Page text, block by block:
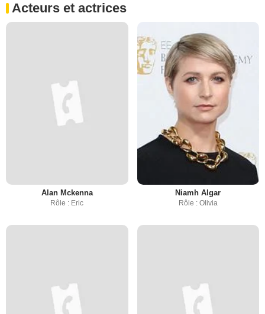
Acteurs et actrices
Alan Mckenna
Rôle : Eric
Niamh Algar
Rôle : Olivia